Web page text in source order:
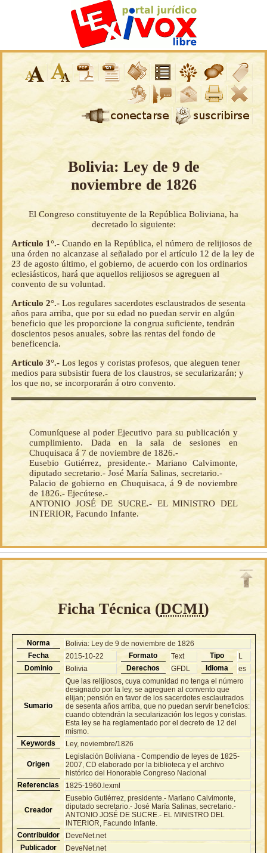
Bolivia: Ley de 9 de
noviembre de 1826
El Congreso constituyente de la República Boliviana, ha
decretado lo siguiente:
Artículo 1°.- Cuando en la República, el número de relijiosos de
una órden no alcanzase al señalado por el artículo 12 de la ley de
23 de agosto último, el gobierno, de acuerdo con los ordinarios
eclesiásticos, hará que aquellos relijiosos se agreguen al
convento de su voluntad.
Artículo 2°.- Los regulares sacerdotes esclaustrados de sesenta
años para arriba, que por su edad no puedan servir en algún
beneficio que les proporcione la congrua suficiente, tendrán
doscientos pesos anuales, sobre las rentas del fondo de
beneficencia.
Artículo 3°.- Los legos y coristas profesos, que aleguen tener
medios para subsistir fuera de los claustros, se secularizarán; y
los que no, se incorporarán á otro convento.
Comuníquese al poder Ejecutivo para su publicación y
cumplimiento. Dada en la sala de sesiones en
Chuquisaca á 7 de noviembre de 1826.-
Eusebio Gutiérrez, presidente.- Mariano Calvimonte,
diputado secretario.- José María Salinas, secretario.-
Palacio de gobierno en Chuquisaca, á 9 de noviembre
de 1826.- Ejecútese.-
ANTONIO JOSÉ DE SUCRE.- EL MINISTRO DEL
INTERIOR, Facundo Infante.
Ficha Técnica (DCMI)
Norma
Bolivia: Ley de 9 de noviembre de 1826
Fecha
2015-10-22 Formato Text Tipo
L
Dominio
Bolivia Derechos GFDL Idioma es
Sumario
Que las relijiosos, cuya comunidad no tenga el número
designado por la ley, se agreguen al convento que
elijan; pensión en favor de los sacerdotes esclautrados
de sesenta años arriba, que no puedan servir beneficios:
cuando obtendrán la secularización los legos y coristas.
Esta ley se ha reglamentado por el decreto de 12 del
mismo.
Keywords
Ley, noviembre/1826
Origen
Legislación Boliviana - Compendio de leyes de 1825-
2007, CD elaborado por la biblioteca y el archivo
histórico del Honorable Congreso Nacional
Referencias
1825-1960.lexml
Creador
Eusebio Gutiérrez, presidente.- Mariano Calvimonte,
diputado secretario.- José María Salinas, secretario.-
ANTONIO JOSÉ DE SUCRE.- EL MINISTRO DEL
INTERIOR, Facundo Infante.
Contribuidor
DeveNet.net
Publicador
DeveNet.net